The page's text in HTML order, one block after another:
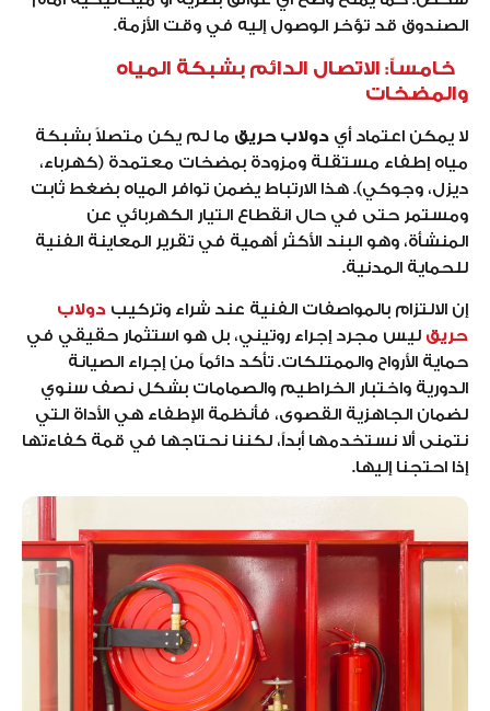
الصندوق قد تؤخر الوصول إليه في وقت الأزمة.
خامساً: الاتصال الدائم بشبكة المياه
والمضخات
لا يمكن اعتماد أي دولاب حريق ما لم يكن متصلاً بشبكة
مياه إطفاء مستقلة ومزودة بمضخات معتمدة (كهرباء،
ديزل، وجوكي). هذا الارتباط يضمن توافر المياه بضغط ثابت
ومستمر حتى في حال انقطاع التيار الكهربائي عن
المنشأة، وهو البند الأكثر أهمية في تقرير المعاينة الفنية
للحماية المدنية.
إن الالتزام بالمواصفات الفنية عند شراء وتركيب دولاب
حريق ليس مجرد إجراء روتيني، بل هو استثمار حقيقي في
حماية الأرواح والممتلكات. تأكد دائماً من إجراء الصيانة
الدورية واختبار الخراطيم والصمامات بشكل نصف سنوي
لضمان الجاهزية القصوى، فأنظمة الإطفاء هي الأداة التي
نتمنى ألا نستخدمها أبداً، لكننا نحتاجها في قمة كفاءتها
إذا احتجنا إليها.